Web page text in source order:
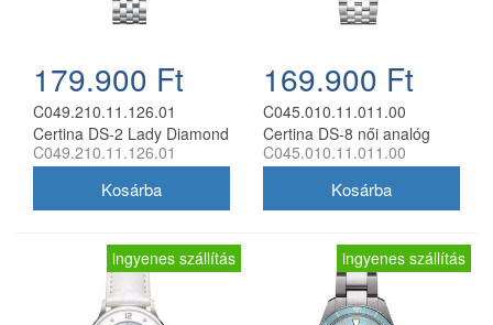
179.900 Ft
C049.210.11.126.01
Certina DS-2 Lady Diamond
női analóg karóra
C049.210.11.126.01
169.900 Ft
C045.010.11.011.00
Certina DS-8 női analóg
karóra
C045.010.11.011.00
ingyenes szállítás ingyenes szállítás